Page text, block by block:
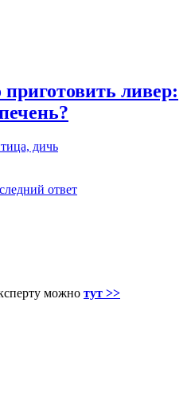
ливер:
дичь
ответ
можно тут >>